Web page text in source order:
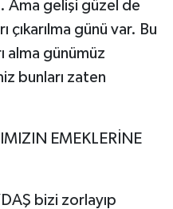
Ama gelişi güzel de
çıkarılma günü var. Bu
alma günümüz
bunları zaten
EMEKLERİNE
bizi zorlayıp